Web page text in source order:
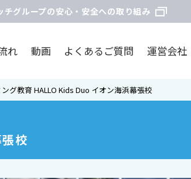
チグループの安心・安全への取り組み
れ 動画 よくあるご質問 運営会社
グ教育 HALLO Kids Duo イオン海浜幕張校
校